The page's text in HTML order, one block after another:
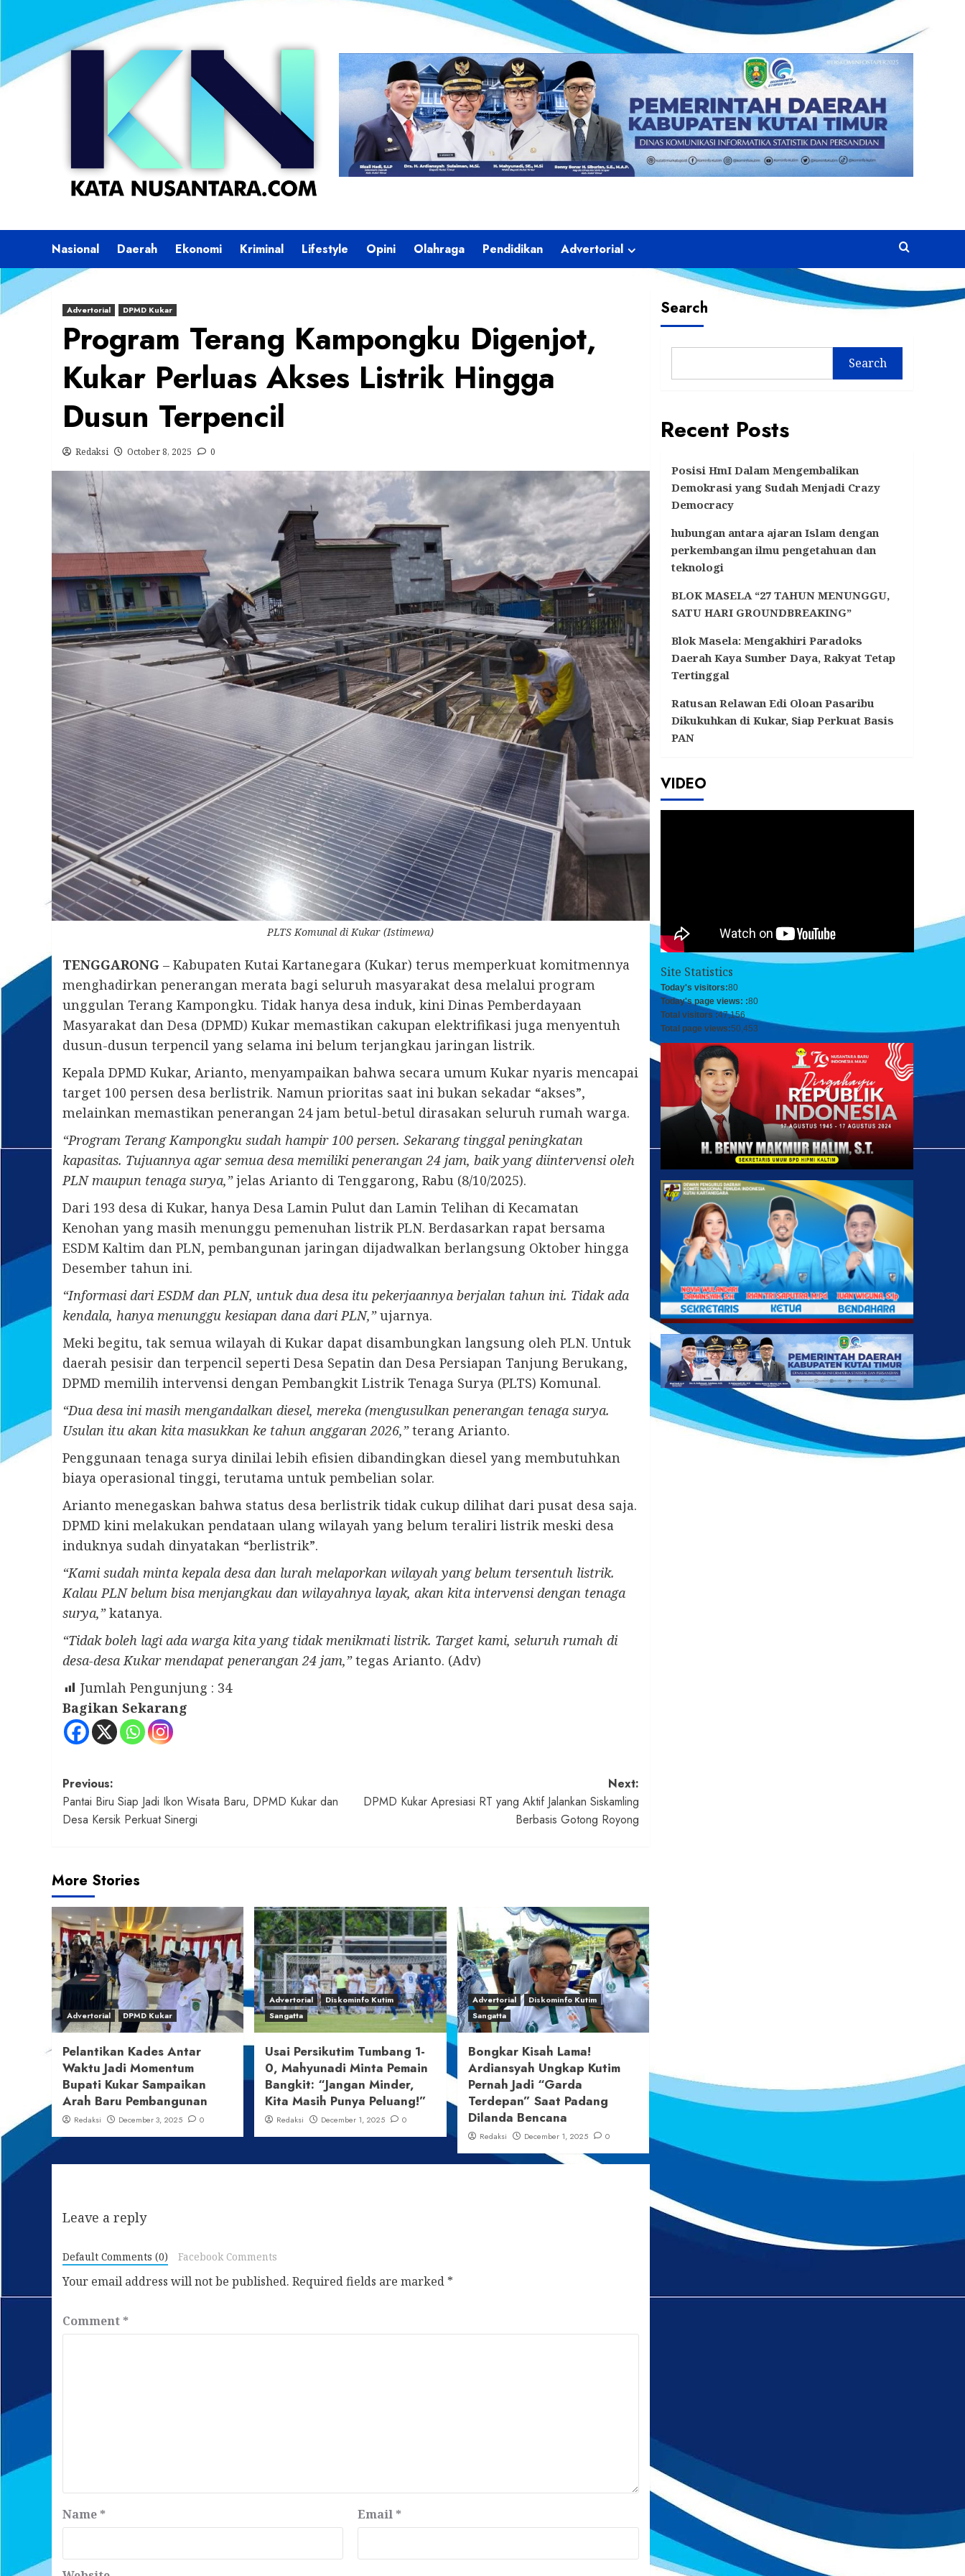
content
Nasional Daerah Ekonomi Kriminal Lifestyle Opini Olahraga Pendidikan Advertorial
Advertorial DPMD Kukar
Program Terang Kampongku Digenjot,
Kukar Perluas Akses Listrik Hingga
Dusun Terpencil
Redaksi October 8, 2025 0
PLTS Komunal di Kukar (Istimewa)
TENGGARONG – Kabupaten Kutai Kartanegara (Kukar) terus memperkuat komitmennya
menghadirkan penerangan merata bagi seluruh masyarakat desa melalui program
unggulan Terang Kampongku. Tidak hanya desa induk, kini Dinas Pemberdayaan
Masyarakat dan Desa (DPMD) Kukar memastikan cakupan elektrifikasi juga menyentuh
dusun-dusun terpencil yang selama ini belum terjangkau jaringan listrik.
Kepala DPMD Kukar, Arianto, menyampaikan bahwa secara umum Kukar nyaris mencapai
target 100 persen desa berlistrik. Namun prioritas saat ini bukan sekadar “akses”,
melainkan memastikan penerangan 24 jam betul-betul dirasakan seluruh rumah warga.
“Program Terang Kampongku sudah hampir 100 persen. Sekarang tinggal peningkatan
kapasitas. Tujuannya agar semua desa memiliki penerangan 24 jam, baik yang diintervensi oleh
PLN maupun tenaga surya,”jelas Arianto di Tenggarong, Rabu (8/10/2025).
Dari 193 desa di Kukar, hanya Desa Lamin Pulut dan Lamin Telihan di Kecamatan
Kenohan yang masih menunggu pemenuhan listrik PLN. Berdasarkan rapat bersama
ESDM Kaltim dan PLN, pembangunan jaringan dijadwalkan berlangsung Oktober hingga
Desember tahun ini.
“Informasi dari ESDM dan PLN, untuk dua desa itu pekerjaannya berjalan tahun ini. Tidak ada
kendala, hanya menunggu kesiapan dana dari PLN,”ujarnya.
Meki begitu, tak semua wilayah di Kukar dapat disambungkan langsung oleh PLN. Untuk
daerah pesisir dan terpencil seperti Desa Sepatin dan Desa Persiapan Tanjung Berukang,
DPMD memilih intervensi dengan Pembangkit Listrik Tenaga Surya (PLTS) Komunal.
“Dua desa ini masih mengandalkan diesel, mereka (mengusulkan penerangan tenaga surya.
Usulan itu akan kita masukkan ke tahun anggaran 2026,”terang Arianto.
Penggunaan tenaga surya dinilai lebih efisien dibandingkan diesel yang membutuhkan
biaya operasional tinggi, terutama untuk pembelian solar.
Arianto menegaskan bahwa status desa berlistrik tidak cukup dilihat dari pusat desa saja.
DPMD kini melakukan pendataan ulang wilayah yang belum teraliri listrik meski desa
induknya sudah dinyatakan “berlistrik”.
“Kami sudah minta kepala desa dan lurah melaporkan wilayah yang belum tersentuh listrik.
Kalau PLN belum bisa menjangkau dan wilayahnya layak, akan kita intervensi dengan tenaga
surya,”katanya.
“Tidak boleh lagi ada warga kita yang tidak menikmati listrik. Target kami, seluruh rumah di
desa-desa Kukar mendapat penerangan 24 jam,”tegas Arianto. (Adv)
Jumlah Pengunjung : 34
Bagikan Sekarang
Post
navigation
Previous:
Pantai Biru Siap Jadi Ikon Wisata Baru, DPMD Kukar dan
Desa Kersik Perkuat Sinergi
Next:
DPMD Kukar Apresiasi RT yang Aktif Jalankan Siskamling
Berbasis Gotong Royong
More Stories
Advertorial DPMD Kukar
Pelantikan Kades Antar
Waktu Jadi Momentum
Bupati Kukar Sampaikan
Arah Baru Pembangunan
Redaksi December 3, 2025 0
Advertorial
Diskominfo Kutim
Sangatta
Usai Persikutim Tumbang 1-
0, Mahyunadi Minta Pemain
Bangkit: “Jangan Minder,
Kita Masih Punya Peluang!”
Redaksi December 1, 2025 0
Advertorial
Diskominfo Kutim
Sangatta
Bongkar Kisah Lama!
Ardiansyah Ungkap Kutim
Pernah Jadi “Garda
Terdepan” Saat Padang
Dilanda Bencana
Redaksi December 1, 2025 0
Leave a reply
Default Comments (0) Facebook Comments
Your email address will not be published. Required fields are marked *
Comment *
Name * Email *
Search
Search
Recent Posts
Posisi HmI Dalam Mengembalikan
Demokrasi yang Sudah Menjadi Crazy
Democracy
hubungan antara ajaran Islam dengan
perkembangan ilmu pengetahuan dan
teknologi
BLOK MASELA “27 TAHUN MENUNGGU,
SATU HARI GROUNDBREAKING”
Blok Masela: Mengakhiri Paradoks
Daerah Kaya Sumber Daya, Rakyat Tetap
Tertinggal
Ratusan Relawan Edi Oloan Pasaribu
Dikukuhkan di Kukar, Siap Perkuat Basis
PAN
VIDEO
Site Statistics
Today's visitors:80
Today's page views: :80
Total visitors :47,156
Total page views:50,453